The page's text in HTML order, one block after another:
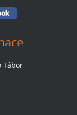
Tábor